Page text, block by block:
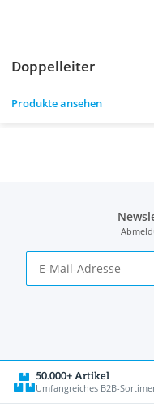
Doppelleiter
Produkte ansehen
50.000+ Artikel
Umfangreiches B2B-